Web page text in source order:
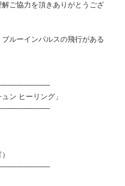
ご協力を頂きありがとうござ
ルーインパルスの飛行がある
ン ヒーリング」